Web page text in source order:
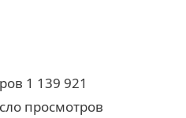
1 139 921
просмотров